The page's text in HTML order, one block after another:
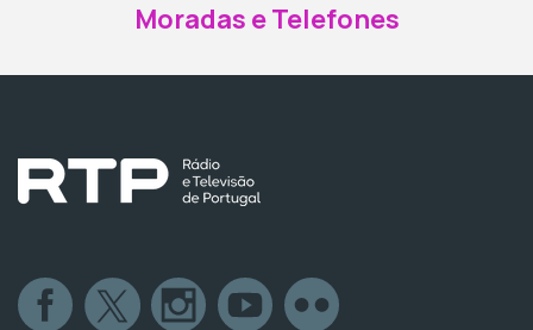
Moradas e Telefones